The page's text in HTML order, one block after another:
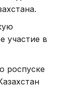
участие в
роспуске